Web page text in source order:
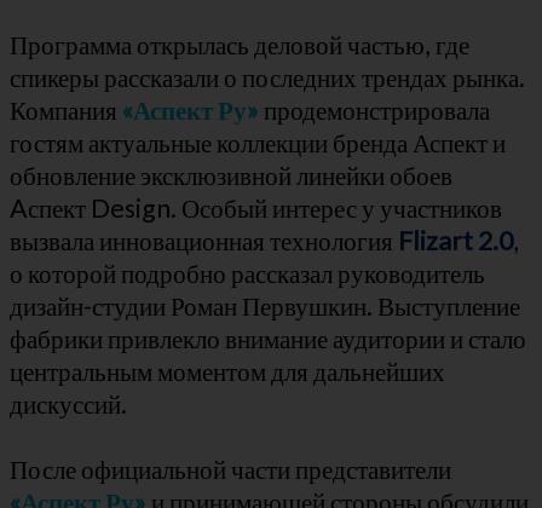
Программа открылась деловой частью, где
спикеры рассказали о последних трендах рынка.
Компания «Аспект Ру» продемонстрировала
гостям актуальные коллекции бренда Аспект и
обновление эксклюзивной линейки обоев
Aспект Design. Особый интерес у участников
вызвала инновационная технология Flizart 2.0,
о которой подробно рассказал руководитель
дизайн-студии Роман Первушкин. Выступление
фабрики привлекло внимание аудитории и стало
центральным моментом для дальнейших
дискуссий.
После официальной части представители